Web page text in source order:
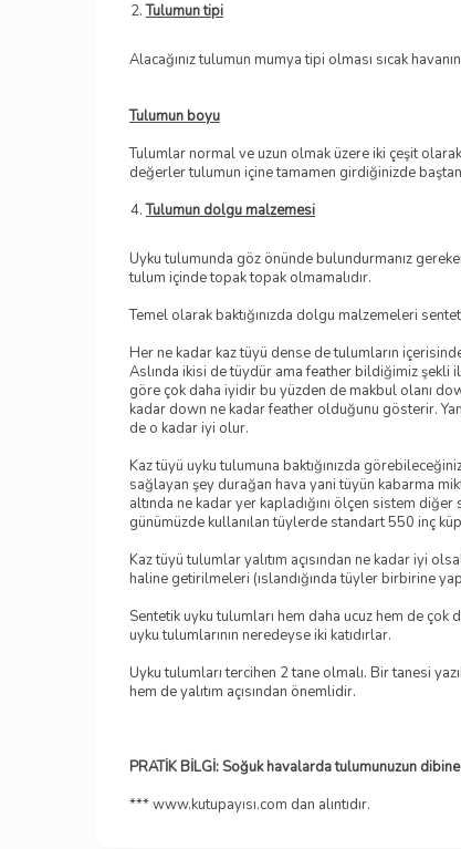
Tulumun tipi
Alacağınız tulumun mumya tipi olması sıcak
Tulumun boyu
Tulumlar normal ve uzun olmak üzere iki çeşit
değerler tulumun içine tamamen girdiğinizde
Tulumun dolgu malzemesi
Uyku tulumunda göz önünde bulundurmanız
tulum içinde topak topak olmamalıdır.
Temel olarak baktığınızda dolgu malzemeleri
Her ne kadar kaz tüyü dense de tulumların
Aslında ikisi de tüydür ama feather bildiğimiz şekli
göre çok daha iyidir bu yüzden de makbul olanı
kadar down ne kadar feather olduğunu gösterir.
de o kadar iyi olur.
Kaz tüyü uyku tulumuna baktığınızda
sağlayan şey durağan hava yani tüyün kabarma
altında ne kadar yer kapladığını ölçen sistem
günümüzde kullanılan tüylerde standart 550 inç
Kaz tüyü tulumlar yalıtım açısından ne kadar iyi
haline getirilmeleri (ıslandığında tüyler birbirine
Sentetik uyku tulumları hem daha ucuz hem de çok
uyku tulumlarının neredeyse iki katıdırlar.
Uyku tulumları tercihen 2 tane olmalı. Bir tanesi
hem de yalıtım açısından önemlidir.
PRATİK BİLGİ: Soğuk havalarda tulumunuzun
*** www.kutupayısı.com dan alıntıdır.